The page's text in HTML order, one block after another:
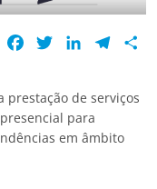
WhatsApp
FacebookTwitterLinkedIn
prestação de serviços
para
em âmbito